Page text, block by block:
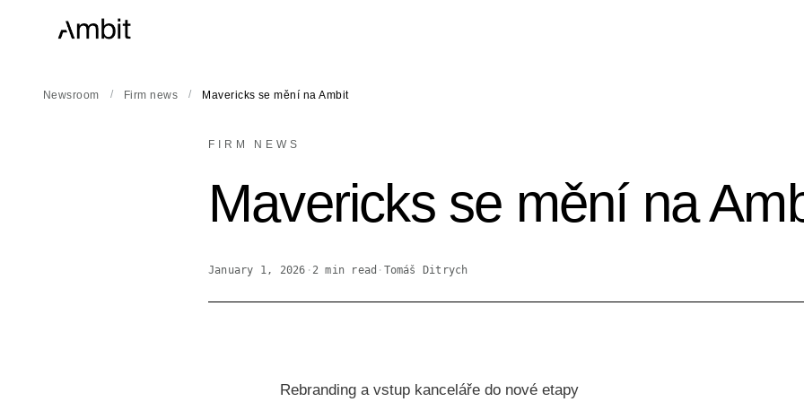
Newsroom / Firm news / Mavericks se mění na Ambit
FIRM NEWS
Mavericks se mění na
January 1, 2026 · 2 min read · Tomáš Ditrych
Rebranding a vstup kanceláře do nové etapy